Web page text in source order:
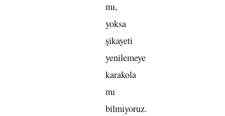
mı,
yoksa
şikayeti
yenilemeye
karakola
mı
bilmiyoruz.